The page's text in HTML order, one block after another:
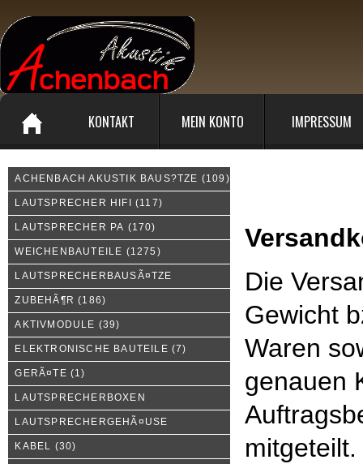
KONTAKT MEIN KONTO IMPRESSUM
ACHENBACH AKUSTIK BAUS?TZE (109)
LAUTSPRECHER HIFI (117)
LAUTSPRECHER PA (170)
WEICHENBAUTEILE (1275)
LAUTSPRECHERBAUSÃ¤TZE
ZUBEHÃ¶R (186)
AKTIVMODULE (39)
ELEKTRONISCHE BAUTEILE (7)
GERÃ¤TE (1)
LAUTSPRECHERBOXEN
LAUTSPRECHERGEHÃ¤USE
KABEL (30)
Die
Gewicht
Waren
genauen
mitgeteilt.